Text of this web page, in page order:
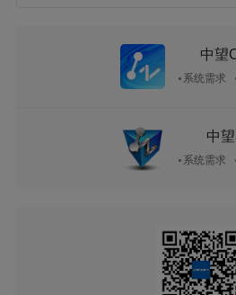
中望
系统需求
中
系统需求